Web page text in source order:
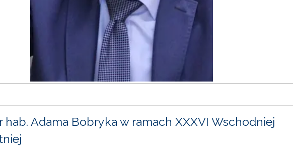
hab. Adama Bobryka w ramach XXXVI Wschodniej